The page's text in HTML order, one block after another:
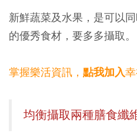
新鮮蔬菜及水果，是可以
的優秀食材，要多多攝取。
掌握樂活資訊， 點我加入
均衡攝取兩種膳食纖